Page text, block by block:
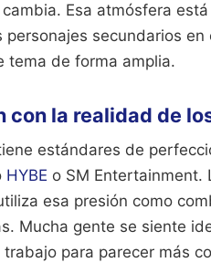
Esa atmósfera
personajes secundarios
tema de forma amplia.
con la realidad de
estándares de
HYBE o SM Entertainment.
esa presión como
Mucha gente se siente
trabajo para parecer más